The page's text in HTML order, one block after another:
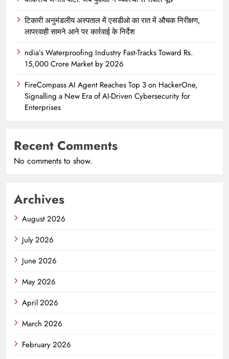
टिकारी अनुमंडलीय अस्पताल में एसडीओ का रात में औचक निरीक्षण,
लापरवाही सामने आने पर कार्रवाई के निर्देश
ndia’s Waterproofing Industry Fast-Tracks Toward Rs.
15,000 Crore Market by 2026
FireCompass AI Agent Reaches Top 3 on HackerOne,
Signalling a New Era of AI-Driven Cybersecurity for
Enterprises
Recent Comments
No comments to show.
Archives
August 2026
July 2026
June 2026
May 2026
April 2026
March 2026
February 2026